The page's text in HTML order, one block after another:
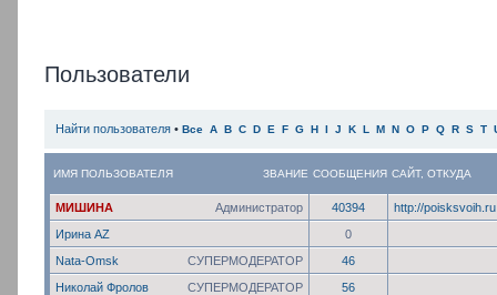
Пользователи
Найти пользователя • Все A B C D E F G H I J K L M N O P Q R S T
ЗВАНИЕ
ИМЯ ПОЛЬЗОВАТЕЛЯ СООБЩЕНИЯ САЙТ, ОТКУДА
Администратор
МИШИНА 40394
http://poisksvoih.ru
Ирина AZ
0
СУПЕРМОДЕРАТОР
Nata-Omsk
46
СУПЕРМОДЕРАТОР
Николай Фролов
56